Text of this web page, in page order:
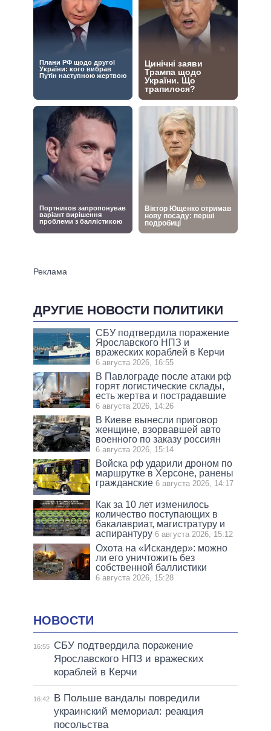
ДРУГИЕ НОВОСТИ ПОЛИТИКИ
СБУ подтвердила поражение
Ярославского НПЗ и
вражеских кораблей в Керчи
6 августа 2026, 16:55
В Павлограде после атаки рф
горят логистические склады,
есть жертва и пострадавшие
6 августа 2026, 14:26
В Киеве вынесли приговор
женщине, взорвавшей авто
военного по заказу россиян
6 августа 2026, 15:14
Войска рф ударили дроном по
маршрутке в Херсоне, ранены
гражданские 6 августа 2026, 14:17
Как за 10 лет изменилось
количество поступающих в
бакалавриат, магистратуру и
аспирантуру 6 августа 2026, 15:12
Охота на «Искандер»: можно
ли его уничтожить без
собственной баллистики
6 августа 2026, 15:28
НОВОСТИ
16:55
СБУ подтвердила поражение
Ярославского НПЗ и вражеских
кораблей в Керчи
16:42
В Польше вандалы повредили
украинский мемориал: реакция
посольства